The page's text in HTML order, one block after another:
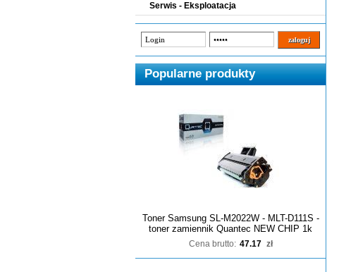
Serwis - Eksploatacja
Popularne produkty
Toner Samsung SL-M2022W - MLT-D111S -
toner zamiennik Quantec NEW CHIP 1k
Cena brutto: 47.17 zł